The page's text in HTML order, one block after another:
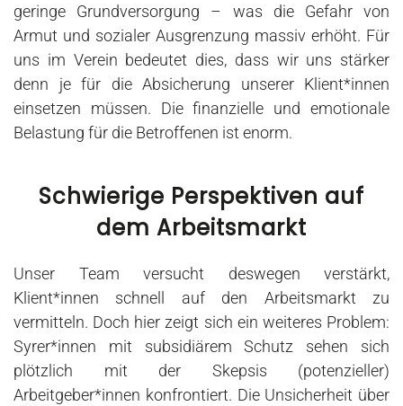
geringe Grundversorgung – was die Gefahr von
Armut und sozialer Ausgrenzung massiv erhöht. Für
uns im Verein bedeutet dies, dass wir uns stärker
denn je für die Absicherung unserer Klient*innen
einsetzen müssen. Die finanzielle und emotionale
Belastung für die Betroffenen ist enorm.
Schwierige Perspektiven auf
dem Arbeitsmarkt
Unser Team versucht deswegen verstärkt,
Klient*innen schnell auf den Arbeitsmarkt zu
vermitteln. Doch hier zeigt sich ein weiteres Problem:
Syrer*innen mit subsidiärem Schutz sehen sich
plötzlich mit der Skepsis (potenzieller)
Arbeitgeber*innen konfrontiert. Die Unsicherheit über